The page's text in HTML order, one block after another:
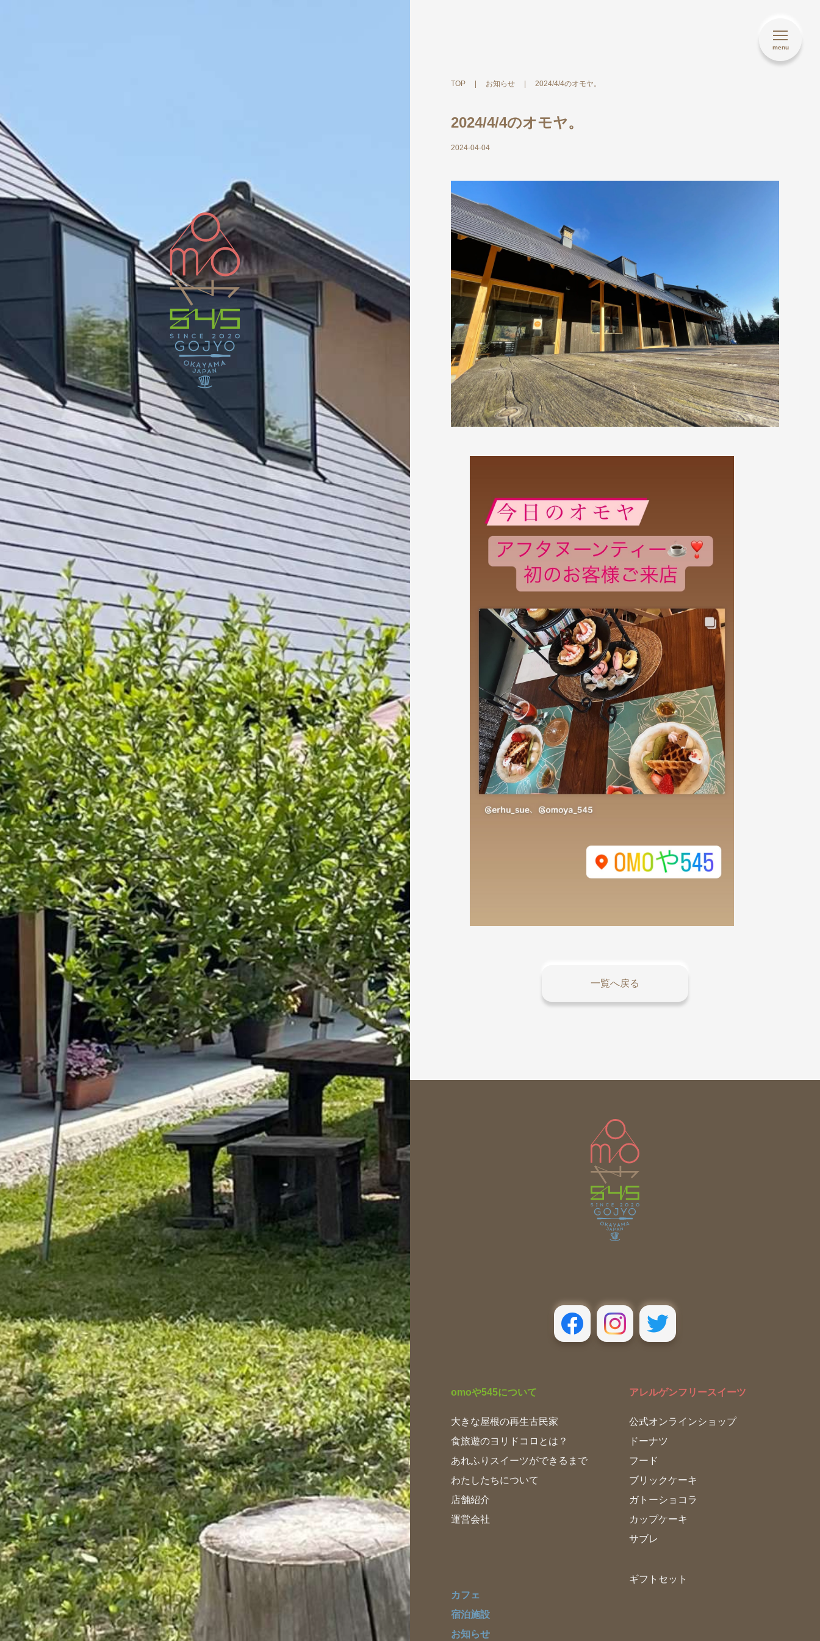
TOP お知らせ 2024/4/4のオモヤ。
2024/4/4のオモヤ。
2024-04-04
一覧へ戻る
omoや545について
大きな屋根の再生古民家
食旅遊のヨリドコロとは？
あれふりスイーツができるまで
わたしたちについて
店舗紹介
運営会社
アレルゲンフリースイーツ
公式オンラインショップ
ドーナツ
フード
ブリックケーキ
ガトーショコラ
カップケーキ
サブレ
カフェ
宿泊施設
お知らせ
ギフトセット